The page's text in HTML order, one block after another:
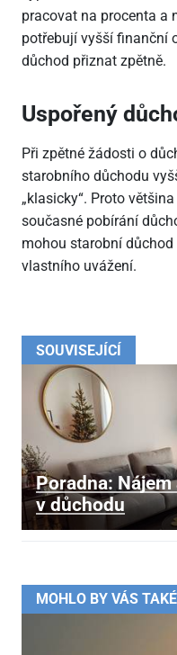
SOUVISEJÍCÍ
Poradna:
v důchodu
pracovat na procenta a
potřebují vyšší finanční
důchod přiznat zpětně.
Uspořený
Při zpětné žádosti o
starobního důchodu
„klasicky“. Proto
současné pobírání
mohou starobní
vlastního uvážení.
MOHLO BY VÁS